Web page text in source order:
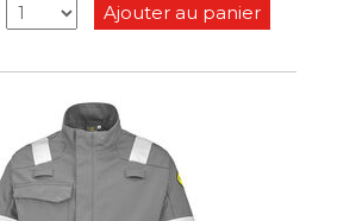
Ajouter au panier